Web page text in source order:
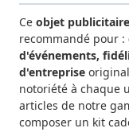
Ce objet
recommandé pour :
d'événements,
d'entreprise
notoriété à chaque
articles de notre
composer un kit